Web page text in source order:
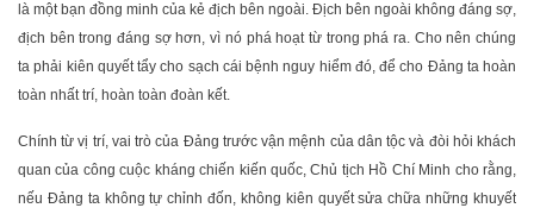
là một bạn đồng minh của kẻ địch bên ngoài. Địch bên ngoài không đáng sợ,
địch bên trong đáng sợ hơn, vì nó phá hoạt từ trong phá ra. Cho nên chúng
ta phải kiên quyết tẩy cho sạch cái bệnh nguy hiểm đó, để cho Đảng ta hoàn
toàn nhất trí, hoàn toàn đoàn kết.
Chính từ vị trí, vai trò của Đảng trước vận mệnh của dân tộc và đòi hỏi khách
quan của công cuộc kháng chiến kiến quốc, Chủ tịch Hồ Chí Minh cho rằng,
nếu Đảng ta không tự chỉnh đốn, không kiên quyết sửa chữa những khuyết